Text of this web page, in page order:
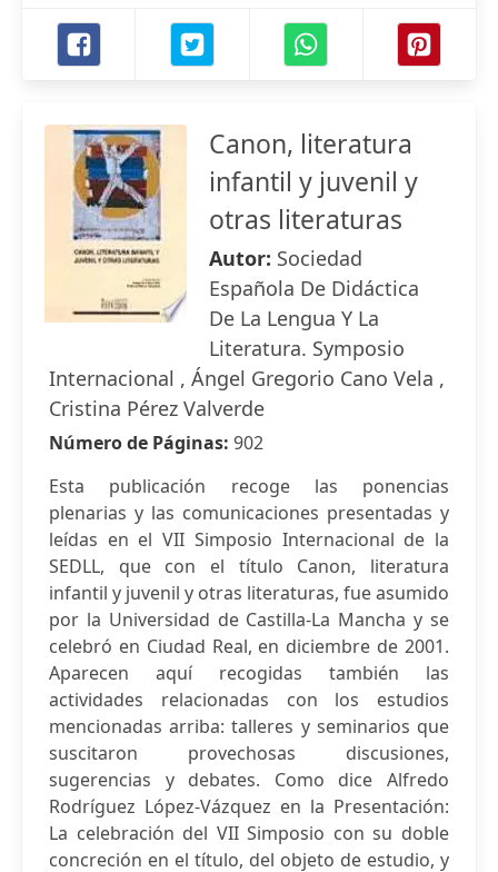
Canon, literatura
infantil y juvenil y
otras literaturas
Autor: Sociedad
Española De Didáctica
De La Lengua Y La
Literatura. Symposio
Internacional , Ángel Gregorio Cano Vela ,
Cristina Pérez Valverde
Número de Páginas: 902
Esta publicación recoge las ponencias
plenarias y las comunicaciones presentadas y
leídas en el VII Simposio Internacional de la
SEDLL, que con el título Canon, literatura
infantil y juvenil y otras literaturas, fue asumido
por la Universidad de Castilla-La Mancha y se
celebró en Ciudad Real, en diciembre de 2001.
Aparecen aquí recogidas también las
actividades relacionadas con los estudios
mencionadas arriba: talleres y seminarios que
suscitaron provechosas discusiones,
sugerencias y debates. Como dice Alfredo
Rodríguez López-Vázquez en la Presentación:
La celebración del VII Simposio con su doble
concreción en el título, del objeto de estudio, y